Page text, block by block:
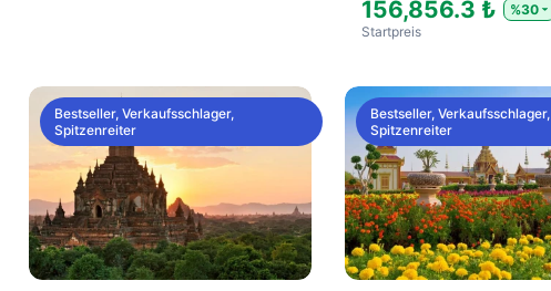
156,856.3 ₺
%30
Startpreis
Bestseller, Verkaufsschlager,
Spitzenreiter
Bestseller, Verkaufsschlager,
Spitzenreiter